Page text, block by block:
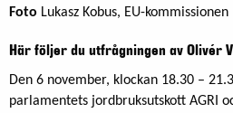
Foto Lukasz Kobus, EU-kommissionen
Här följer du utfrågningen av Olivér
Den 6 november, klockan 18.30 –
parlamentets jordbruksutskott AGRI